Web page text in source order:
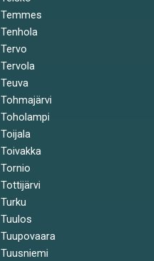
Temmes
Tenhola
Tervo
Tervola
Teuva
Tohmajärvi
Toholampi
Toijala
Toivakka
Tornio
Tottijärvi
Turku
Tuulos
Tuupovaara
Tuusniemi